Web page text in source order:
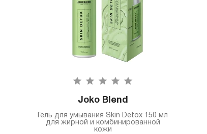
Joko Blend
Гель для умывания Skin Detox 150 мл
для жирной и комбинированной
кожи